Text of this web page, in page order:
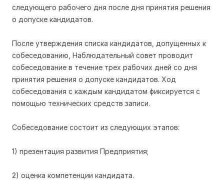
следующего рабочего дня после дня принятия решения
о допуске кандидатов.
После утверждения списка кандидатов, допущенных к
собеседованию, Наблюдательный совет проводит
собеседование в течение трех рабочих дней со дня
принятия решения о допуске кандидатов. Ход
собеседования с каждым кандидатом фиксируется с
помощью технических средств записи.
Собеседование состоит из следующих этапов:
1) презентация развития Предприятия;
2) оценка компетенции кандидата.